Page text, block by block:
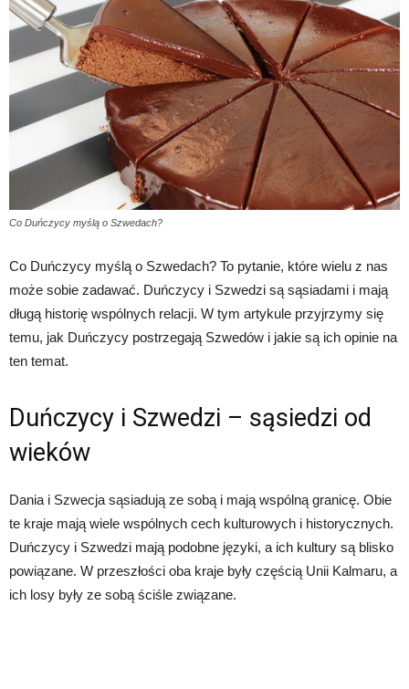
Co Duńczycy myślą o Szwedach?
Co Duńczycy myślą o Szwedach? To pytanie, które wielu z nas
może sobie zadawać. Duńczycy i Szwedzi są sąsiadami i mają
długą historię wspólnych relacji. W tym artykule przyjrzymy się
temu, jak Duńczycy postrzegają Szwedów i jakie są ich opinie na
ten temat.
Duńczycy i Szwedzi – sąsiedzi od
wieków
Dania i Szwecja sąsiadują ze sobą i mają wspólną granicę. Obie
te kraje mają wiele wspólnych cech kulturowych i historycznych.
Duńczycy i Szwedzi mają podobne języki, a ich kultury są blisko
powiązane. W przeszłości oba kraje były częścią Unii Kalmaru, a
ich losy były ze sobą ściśle związane.